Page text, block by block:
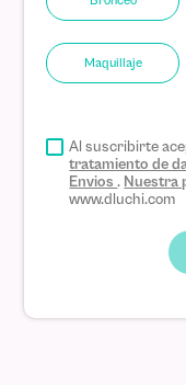
Maquillaje
Al suscribirte
tratamiento de
Envios. Nuestra
www.dluchi.com